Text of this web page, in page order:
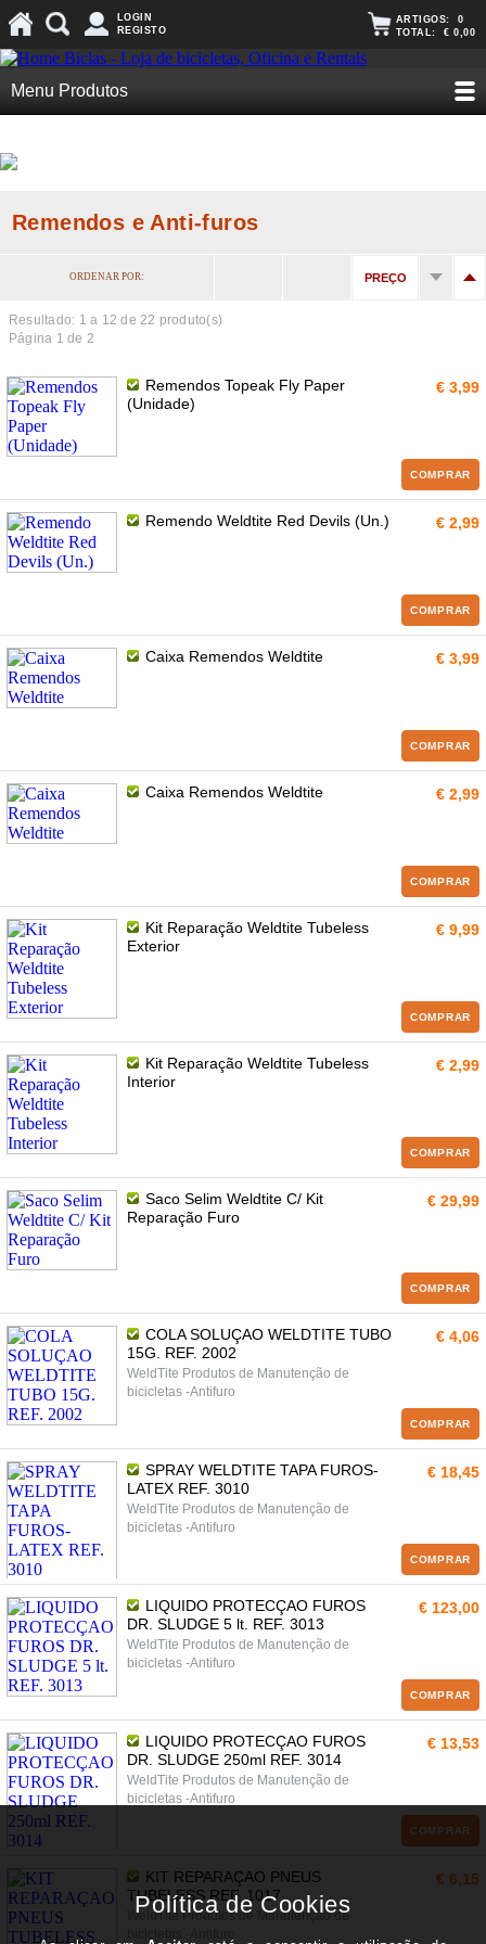
LOGIN
REGISTO
ARTIGOS: 0
TOTAL: € 0,00
Menu Produtos
Remendos e Anti-furos
ORDENAR POR: PREÇO
Resultado: 1 a 12 de 22 produto(s)
Página 1 de 2
Remendos Topeak Fly Paper
(Unidade)
€ 3,99
COMPRAR
Remendo Weldtite Red Devils (Un.) € 2,99
COMPRAR
Caixa Remendos Weldtite € 3,99
COMPRAR
Caixa Remendos Weldtite € 2,99
COMPRAR
Kit Reparação Weldtite Tubeless
Exterior
€ 9,99
COMPRAR
Kit Reparação Weldtite Tubeless
Interior
€ 2,99
COMPRAR
Saco Selim Weldtite C/ Kit
Reparação Furo
€ 29,99
COMPRAR
COLA SOLUÇAO WELDTITE TUBO
15G. REF. 2002
WeldTite Produtos de Manutenção de
bicicletas -Antifuro
€ 4,06
COMPRAR
SPRAY WELDTITE TAPA FUROS-
LATEX REF. 3010
WeldTite Produtos de Manutenção de
bicicletas -Antifuro
€ 18,45
COMPRAR
LIQUIDO PROTECÇAO FUROS
DR. SLUDGE 5 lt. REF. 3013
WeldTite Produtos de Manutenção de
bicicletas -Antifuro
€ 123,00
COMPRAR
LIQUIDO PROTECÇAO FUROS
DR. SLUDGE 250ml REF. 3014
WeldTite Produtos de Manutenção de
bicicletas -Antifuro
€ 13,53
COMPRAR
KIT REPARAÇAO PNEUS
TUBELESS REF. 1017
WeldTite Produtos de Manutenção de
€ 6,15